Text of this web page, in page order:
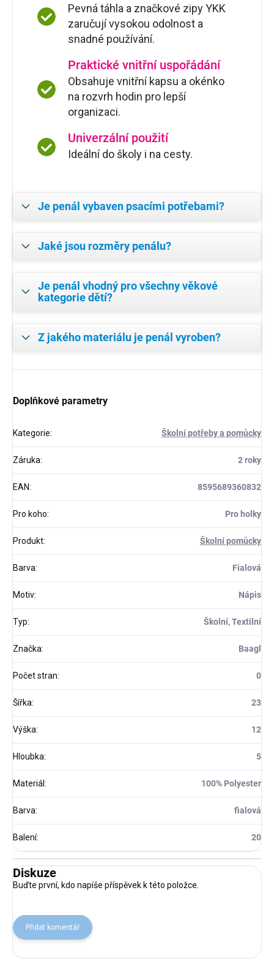
Pevná táhla a značkové zipy YKK
zaručují vysokou odolnost a
snadné používání.
Praktické vnitřní uspořádání
Obsahuje vnitřní kapsu a okénko
na rozvrh hodin pro lepší
organizaci.
Univerzální použití
Ideální do školy i na cesty.
Je penál vybaven psacími potřebami?
Jaké jsou rozměry penálu?
Je penál vhodný pro všechny věkové
kategorie dětí?
Z jakého materiálu je penál vyroben?
Doplňkové parametry
Kategorie: Školní potřeby a pomůcky
Záruka: 2 roky
EAN: 8595689360832
Pro koho: Pro holky
Produkt: Školní pomůcky
Barva: Fialová
Motiv: Nápis
Typ: Školní, Textilní
Značka: Baagl
Počet stran: 0
Šířka: 23
Výška: 12
Hloubka: 5
Materiál: 100% Polyester
Barva: fialová
Balení: 20
Diskuze
Buďte první, kdo napíše příspěvek k této položce.
Přidat komentář